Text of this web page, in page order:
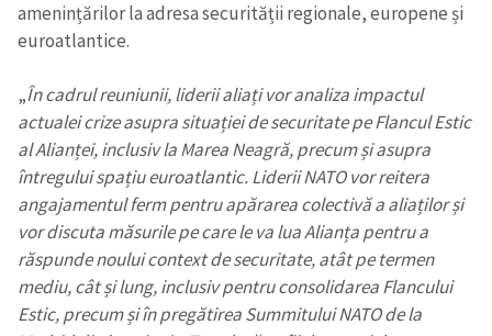
amenințărilor la adresa securității regionale, europene și
euroatlantice.
„În cadrul reuniunii, liderii aliați vor analiza impactul
actualei crize asupra situației de securitate pe Flancul Estic
al Alianței, inclusiv la Marea Neagră, precum și asupra
întregului spațiu euroatlantic. Liderii NATO vor reitera
angajamentul ferm pentru apărarea colectivă a aliaților și
vor discuta măsurile pe care le va lua Alianța pentru a
răspunde noului context de securitate, atât pe termen
mediu, cât și lung, inclusiv pentru consolidarea Flancului
Estic, precum și în pregătirea Summitului NATO de la